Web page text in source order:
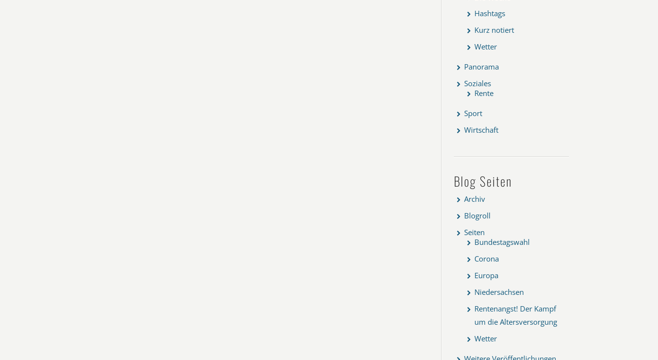
Hashtags
Kurz notiert
Wetter
Panorama
Soziales
Rente
Sport
Wirtschaft
Blog Seiten
Archiv
Blogroll
Seiten
Bundestagswahl
Corona
Europa
Niedersachsen
Rentenangst! Der Kampf
um die Altersversorgung
Wetter